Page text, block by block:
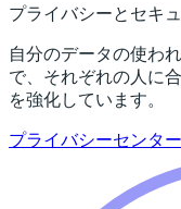
プライバシーとセキ
自分のデータの使わ
で、それぞれの人に
を強化しています。
プライバシーセンタ